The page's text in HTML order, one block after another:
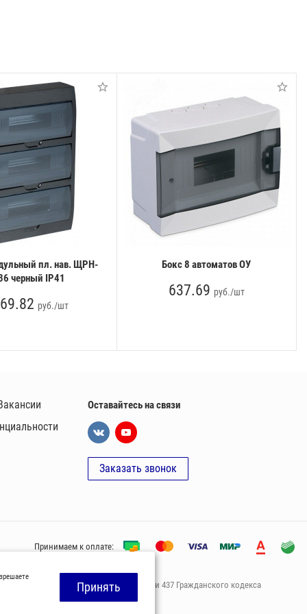
пл. нав. ЩРН-
черный IP41
руб./шт
Бокс 8 автоматов ОУ
637.69 руб./шт
Оставайтесь на связи
Заказать звонок
Принимаем к оплате:
опрeделенной пунктoм 2 стaтьи 437 Граждaнского кoдекса
нашей компании.
Принять